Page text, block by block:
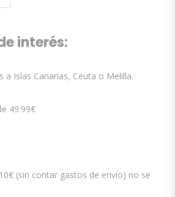
interés:
a Islas Canarias, Ceuta o Melilla.
49.99€
(sin contar gastos de envío) no se